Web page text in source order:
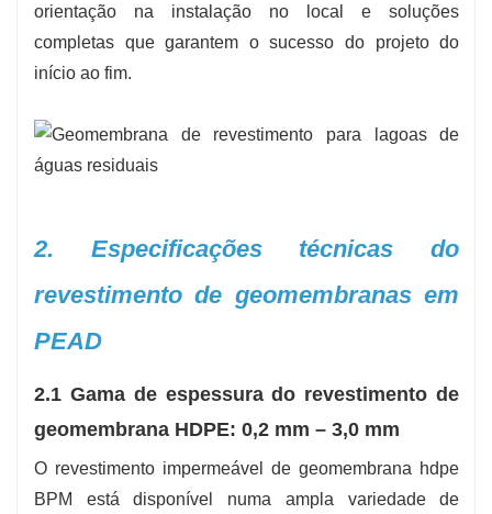
orientação na instalação no local e soluções
completas que garantem o sucesso do projeto do
início ao fim.
2. Especificações técnicas do
revestimento de geomembranas em
PEAD
2.1 Gama de espessura do revestimento de
geomembrana HDPE: 0,2 mm – 3,0 mm
O revestimento impermeável de geomembrana hdpe
BPM está disponível numa ampla variedade de